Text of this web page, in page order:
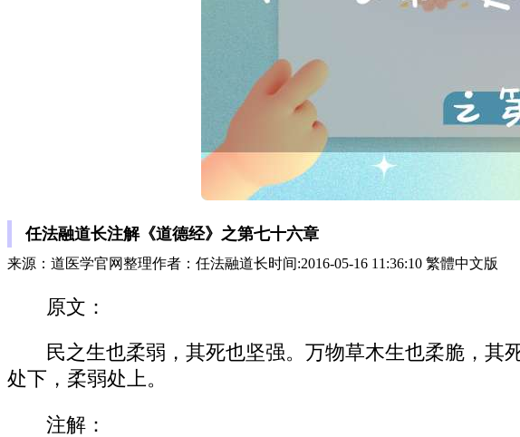
任法融道长注解《道德经》之第七十六章
来源：道医学官网整理作者：任法融道长时间:2016-05-16 11:36:10 繁體中文版
原文：
民之生也柔弱，其死也坚强。万物草木生也柔脆，其
处下，柔弱处上。
注解：